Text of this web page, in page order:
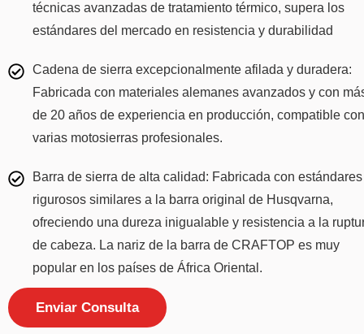
técnicas avanzadas de tratamiento térmico, supera los
estándares del mercado en resistencia y durabilidad
Cadena de sierra excepcionalmente afilada y duradera:
Fabricada con materiales alemanes avanzados y con
de 20 años de experiencia en producción, compatible con
varias motosierras profesionales.
Barra de sierra de alta calidad: Fabricada con estándares
rigurosos similares a la barra original de Husqvarna,
ofreciendo una dureza inigualable y resistencia a la
de cabeza. La nariz de la barra de CRAFTOP es muy
popular en los países de África Oriental.
Enviar Consulta